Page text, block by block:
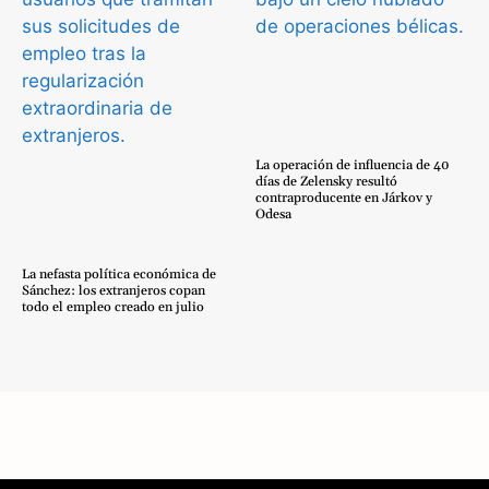
La nefasta política económica de
Sánchez: los extranjeros copan
todo el empleo creado en julio
La operación de influencia de 40
días de Zelensky resultó
contraproducente en Járkov y
Odesa